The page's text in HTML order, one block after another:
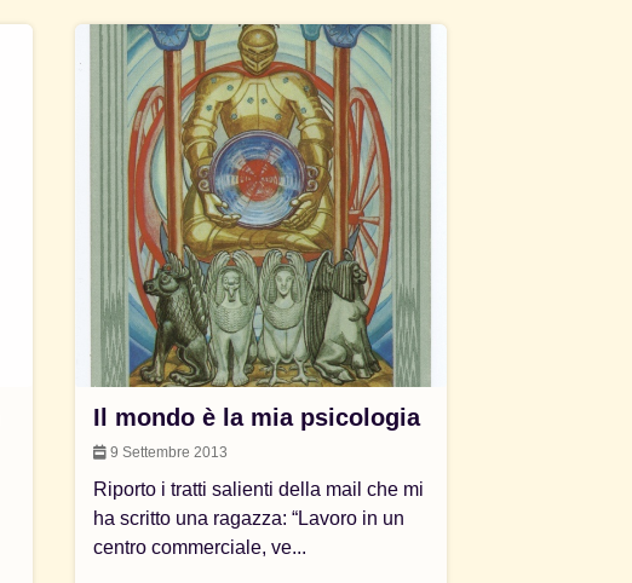
Il mondo è la mia psicologia
9 Settembre 2013
Riporto i tratti salienti della mail che mi
ha scritto una ragazza: “Lavoro in un
centro commerciale, ve...